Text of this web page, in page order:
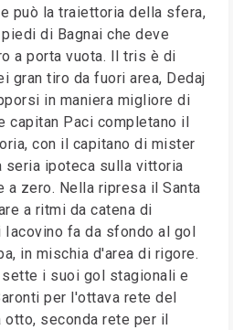
può la traiettoria della sfera,
di Bagnai che deve
a porta vuota. Il tris è di
gran tiro da fuori area, Dedaj
in maniera migliore di
capitan Paci completano il
con il capitano di mister
seria ipoteca sulla vittoria
a zero. Nella ripresa il Santa
a ritmi da catena di
Iacovino fa da sfondo al gol
in mischia d'area di rigore.
i suoi gol stagionali e
per l'ottava rete del
otto, seconda rete per il